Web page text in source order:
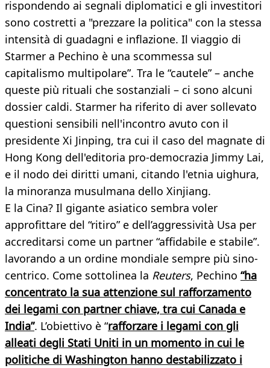
rispondendo ai segnali diplomatici e gli investitori
sono costretti a "prezzare la politica" con la stessa
intensità di guadagni e inflazione. Il viaggio di
Starmer a Pechino è una scommessa sul
capitalismo multipolare”. Tra le “cautele” – anche
queste più rituali che sostanziali – ci sono alcuni
dossier caldi. Starmer ha riferito di aver sollevato
questioni sensibili nell'incontro avuto con il
presidente Xi Jinping, tra cui il caso del magnate di
Hong Kong dell'editoria pro-democrazia Jimmy Lai,
e il nodo dei diritti umani, citando l'etnia uighura,
la minoranza musulmana dello Xinjiang.
E la Cina? Il gigante asiatico sembra voler
approfittare del “ritiro” e dell’aggressività Usa per
accreditarsi come un partner “affidabile e stabile”.
lavorando a un ordine mondiale sempre più sino-
centrico. Come sottolinea la Reuters, Pechino “ha
concentrato la sua attenzione sul rafforzamento
dei legami con partner chiave, tra cui Canada e
India”. L’obiettivo è “rafforzare i legami con gli
alleati degli Stati Uniti in un momento in cui le
politiche di Washington hanno destabilizzato i